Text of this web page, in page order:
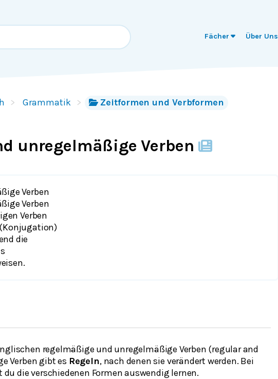
Fächer Über Uns
Grammatik Zeitformen und Verbformen
unregelmäßige Verben
Verben
Verben
Verben
die
regelmäßige und unregelmäßige Verben (regular and
Verben gibt es Regeln, nach denen sie verändert werden. Bei
die verschiedenen Formen auswendig lernen.